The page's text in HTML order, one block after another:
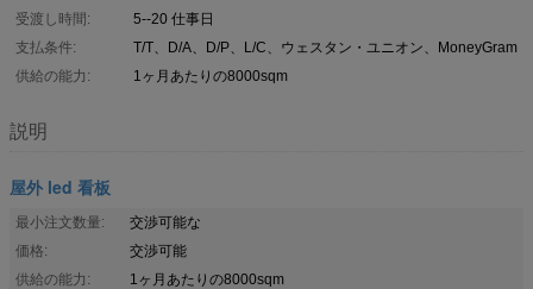
受渡し時間:
5--20 仕事日
支払条件:
T/T、D/A、D/P、L/C、ウェスタン・ユニオン、MoneyGram
供給の能力:
1ヶ月あたりの8000sqm
説明
屋外 led 看板
最小注文数量:
交渉可能な
価格:
交渉可能
供給の能力:
1ヶ月あたりの8000sqm